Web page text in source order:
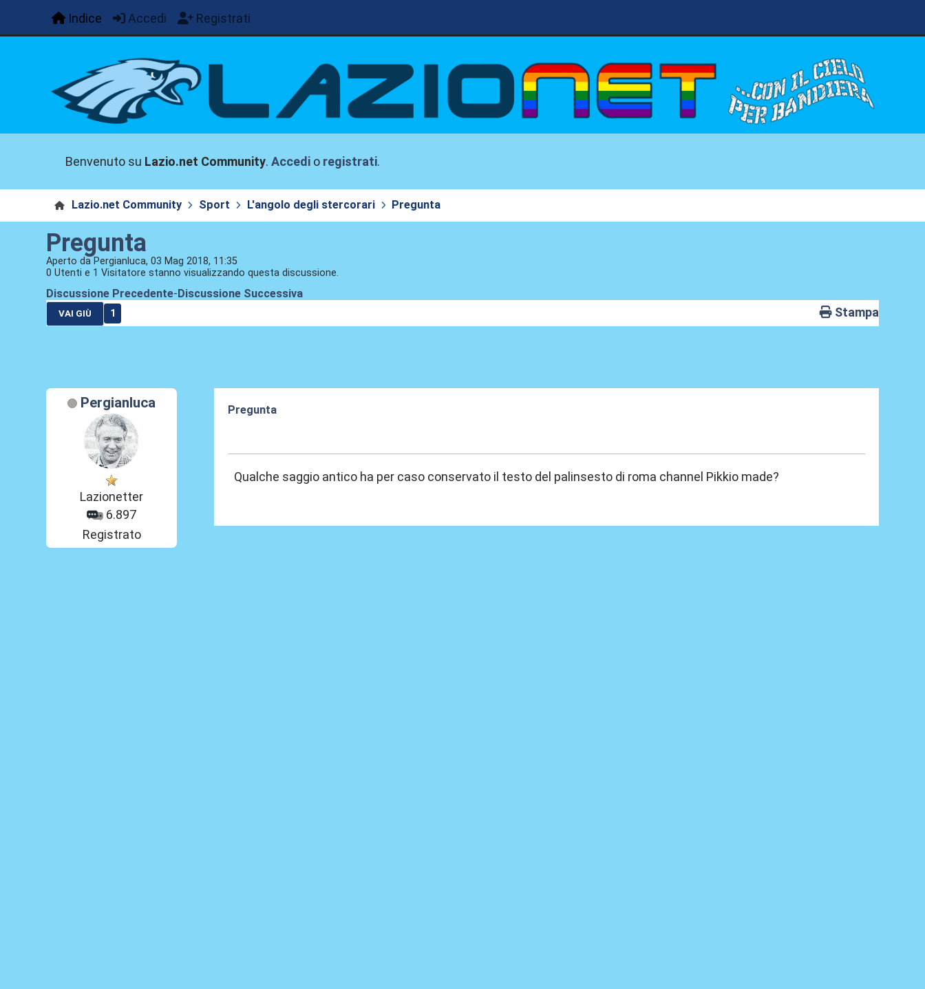
Indice Accedi Registrati
Benvenuto su Lazio.net Community.Accedi o registrati.
Lazio.net Community Sport L'angolo degli stercorari Pregunta
Pregunta
Aperto da Pergianluca, 03 Mag 2018, 11:35
0 Utenti e 1 Visitatore stanno visualizzando questa discussione.
Discussione Precedente- Discussione Successiva
VAI GIÙ 1 Stampa
Pergianluca
Lazionetter
6.897
Registrato
Pregunta
Qualche saggio antico ha per caso conservato il testo del palinsesto di roma channel Pikkio made?